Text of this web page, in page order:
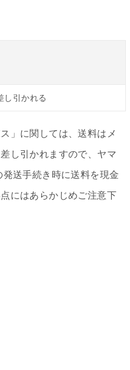
し引かれる
」に関しては、送料はメ
し引かれますので、ヤマ
発送手続き時に送料を現金
にはあらかじめご注意下